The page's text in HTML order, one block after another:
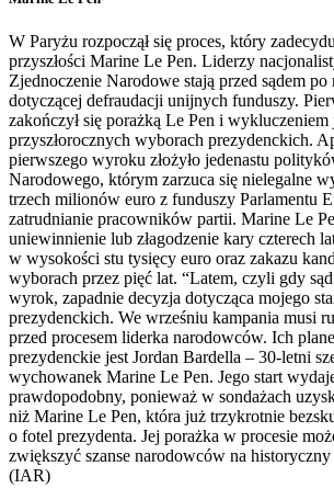
W Paryżu rozpoczął się proces, który
przyszłości Marine Le Pen. Liderzy
Zjednoczenie Narodowe stają przed sądem
dotyczącej defraudacji unijnych funduszy.
zakończył się porażką Le Pen i wykluczeniem
przyszłorocznych wyborach prezydenckich.
pierwszego wyroku złożyło jedenastu
Narodowego, którym zarzuca się nielegalne
trzech milionów euro z funduszy Parlamentu
zatrudnianie pracowników partii. Marine Le
uniewinnienie lub złagodzenie kary czterech
w wysokości stu tysięcy euro oraz zakazu
wyborach przez pięć lat. “Latem, czyli gdy
wyrok, zapadnie decyzja dotycząca mojego
prezydenckich. We wrześniu kampania musi
przed procesem liderka narodowców. Ich
prezydenckie jest Jordan Bardella – 30-letni
wychowanek Marine Le Pen. Jego start
prawdopodobny, ponieważ w sondażach
niż Marine Le Pen, która już trzykrotnie
o fotel prezydenta. Jej porażka w procesie
zwiększyć szanse narodowców na
(IAR)